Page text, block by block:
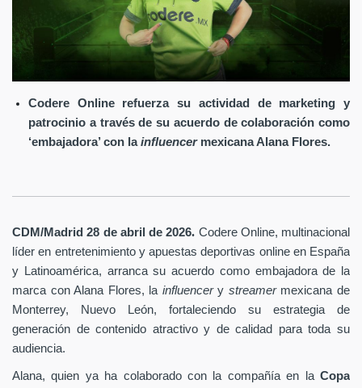
Codere Online refuerza su actividad de marketing y
patrocinio a través de su acuerdo de colaboración como
‘embajadora’ con lainfluencermexicana Alana Flores.
CDM/Madrid 28 de abril de 2026. Codere Online, multinacional
líder en entretenimiento y apuestas deportivas online en España
y Latinoamérica, arranca su acuerdo como embajadora de la
marca con Alana Flores, la influencery streamer mexicana de
Monterrey, Nuevo León, fortaleciendo su estrategia de
generación de contenido atractivo y de calidad para toda su
audiencia.
Alana, quien ya ha colaborado con la compañía en la Copa